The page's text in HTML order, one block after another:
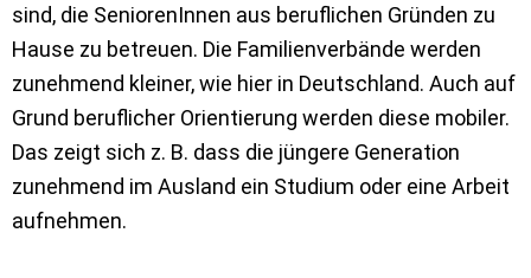
sind, die SeniorenInnen aus beruflichen Gründen zu
Hause zu betreuen. Die Familienverbände werden
zunehmend kleiner, wie hier in Deutschland. Auch auf
Grund beruflicher Orientierung werden diese mobiler.
Das zeigt sich z. B. dass die jüngere Generation
zunehmend im Ausland ein Studium oder eine Arbeit
aufnehmen.